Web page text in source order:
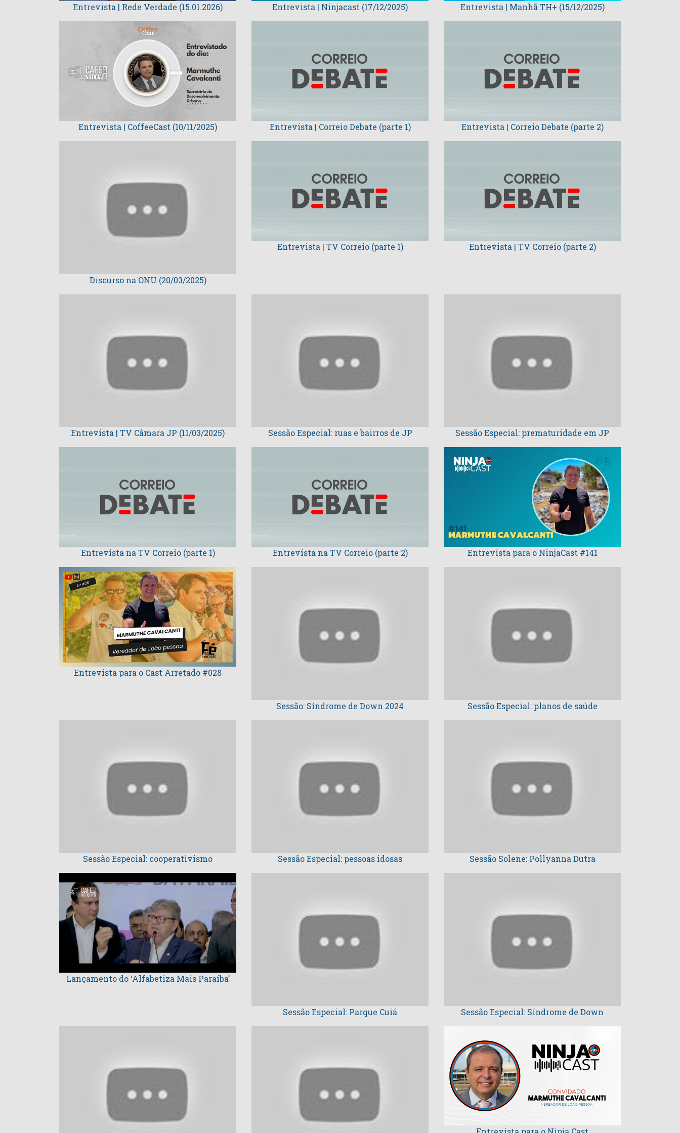
Entrevista | Rede Verdade (15.01.2026) Entrevista | Ninjacast (17/12/2025) Entrevista | Manhã TH+ (15/12/2025)
Entrevista | CoffeeCast (10/11/2025) Entrevista | Correio Debate (parte 1) Entrevista | Correio Debate (parte 2)
Discurso na ONU (20/03/2025)
Entrevista | TV Correio (parte 1) Entrevista | TV Correio (parte 2)
Entrevista | TV Câmara JP (11/03/2025) Sessão Especial: ruas e bairros de JP Sessão Especial: prematuridade em JP
Entrevista na TV Correio (parte 1) Entrevista na TV Correio (parte 2) Entrevista para o NinjaCast #141
Entrevista para o Cast Arretado #028
Sessão: Síndrome de Down 2024 Sessão Especial: planos de saúde
Sessão Especial: cooperativismo Sessão Especial: pessoas idosas Sessão Solene: Pollyanna Dutra
Lançamento do ‘Alfabetiza Mais Paraíba’
Sessão Especial: Parque Cuiá Sessão Especial: Síndrome de Down